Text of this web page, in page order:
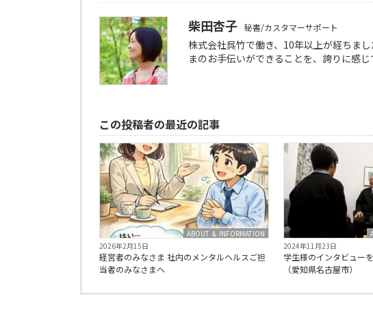
柴田杏子 秘書/カスタマーサポート
株式会社呉竹で働き、10年以上が経ちま
まのお手伝いができることを、誇りに感
この投稿者の最近の記事
ABOUT ＆ INFORMATION
2026年2月15日
経営者のみなさま 社内のメンタルヘルスご担
当者のみなさまへ
2024年11月23日
学生様のインタビュー
（愛知県名古屋市）